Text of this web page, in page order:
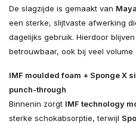
De slagzijde is gemaakt van
een sterke, slijtvaste afwerking
dagelijks gebruik. Hierdoor
betrouwbaar, ook bij veel
IMF moulded foam + Sponge X
punch-through
Binnenin zorgt IMF technology
sterke schokabsorptie, terwijl